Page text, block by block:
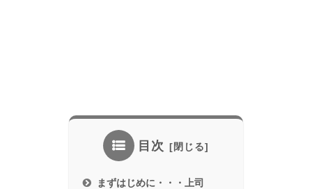
目次
まずはじめに・・・上司